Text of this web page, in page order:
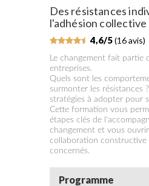
NOUS CONNAÎTRE
CONSEILS MICRO-COACHING
PODCAST
WEBINAIRES
QUESTIONNAIRE GRATUIT
Des résistances
l'adhésion collective
4,6/5(16 avis)
Le changement fait partie
entreprises.
Quels sont les
surmonter les résistances
stratégies à adopter pour
Cette formation vous
étapes clés de
changement et vous
collaboration constructive
concernés.
Programme